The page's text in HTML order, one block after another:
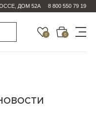
ДОМ 52А 8 800 550 79 19
0 0